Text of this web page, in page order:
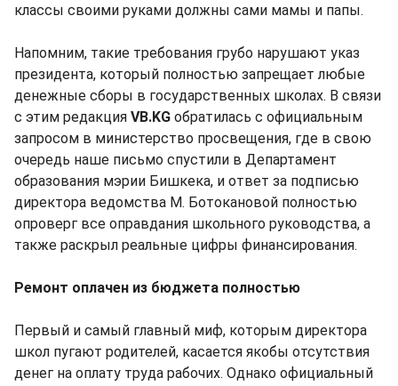
классы своими руками должны сами мамы и папы.
Напомним, такие требования грубо нарушают указ
президента, который полностью запрещает любые
денежные сборы в государственных школах. В связи
с этим редакция VB.KG обратилась с официальным
запросом в министерство просвещения, где в свою
очередь наше письмо спустили в Департамент
образования мэрии Бишкека, и ответ за подписью
директора ведомства М. Ботокановой полностью
опроверг все оправдания школьного руководства, а
также раскрыл реальные цифры финансирования.
Ремонт оплачен из бюджета полностью
Первый и самый главный миф, которым директора
школ пугают родителей, касается якобы отсутствия
денег на оплату труда рабочих. Однако официальный